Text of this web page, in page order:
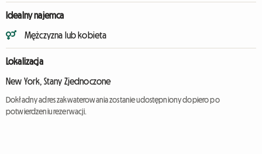
Idealny najemca
Mężczyzna lub kobieta
Lokalizacja
New York, Stany Zjednoczone
Dokładny adres zakwaterowania zostanie udostępniony dopiero po
potwierdzeniu rezerwacji.